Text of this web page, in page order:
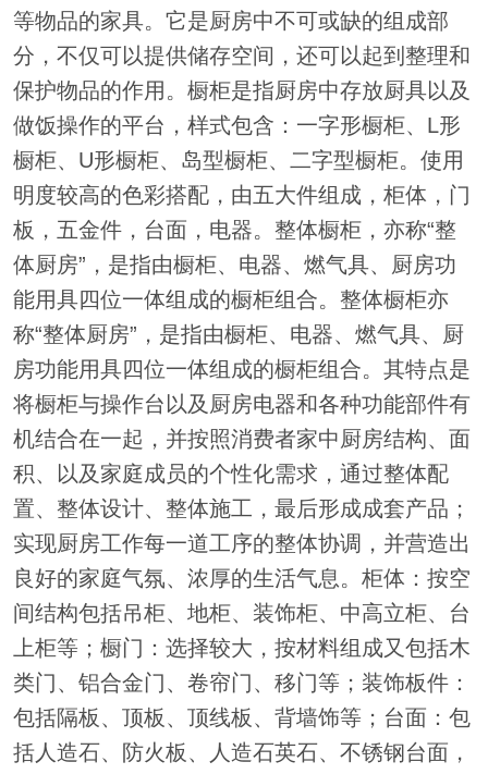
等物品的家具。它是厨房中不可或缺的组成部
分，不仅可以提供储存空间，还可以起到整理和
保护物品的作用。橱柜是指厨房中存放厨具以及
做饭操作的平台，样式包含：一字形橱柜、L形
橱柜、U形橱柜、岛型橱柜、二字型橱柜。使用
明度较高的色彩搭配，由五大件组成，柜体，门
板，五金件，台面，电器。整体橱柜，亦称“整
体厨房”，是指由橱柜、电器、燃气具、厨房功
能用具四位一体组成的橱柜组合。整体橱柜亦
称“整体厨房”，是指由橱柜、电器、燃气具、厨
房功能用具四位一体组成的橱柜组合。其特点是
将橱柜与操作台以及厨房电器和各种功能部件有
机结合在一起，并按照消费者家中厨房结构、面
积、以及家庭成员的个性化需求，通过整体配
置、整体设计、整体施工，最后形成成套产品；
实现厨房工作每一道工序的整体协调，并营造出
良好的家庭气氛、浓厚的生活气息。柜体：按空
间结构包括吊柜、地柜、装饰柜、中高立柜、台
上柜等；橱门：选择较大，按材料组成又包括木
类门、铝合金门、卷帘门、移门等；装饰板件：
包括隔板、顶板、顶线板、背墙饰等；台面：包
括人造石、防火板、人造石英石、不锈钢台面，